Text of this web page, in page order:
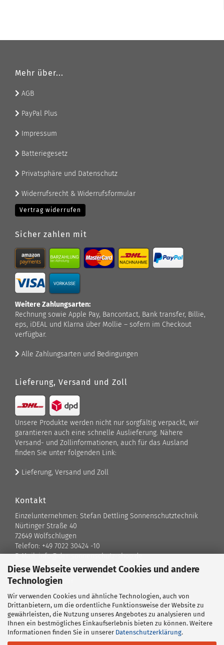
Diese Webseite verwendet Cookies und andere
Technologien
Wir verwenden Cookies und ähnliche Technologien, auch von
Drittanbietern, um die ordentliche Funktionsweise der Website zu
gewährleisten, die Nutzung unseres Angebotes zu analysieren und
Ihnen ein bestmögliches Einkaufserlebnis bieten zu können. Weitere
Informationen finden Sie in unserer Datenschutzerklärung.
Mehr über...
AGB
PayPal Plus
Impressum
Batteriegesetz
Privatsphäre und Datenschutz
Widerrufsrecht & Widerrufsformular
Vertrag widerrufen
Sicher zahlen mit
Weitere Zahlungsarten:
Rechnung sowie Apple Pay, Bancontact, Bank transfer, Billie,
eps, iDEAL und Klarna über Mollie – sofern im Checkout
verfügbar.
Alle Zahlungsarten und Bedingungen
Lieferung, Versand und Zoll
Unsere Produkte werden nicht nur sorgfältig verpackt, wir
garantieren auch eine schnelle Auslieferung. Nähere
Versand- und Zollinformationen, auch für das Ausland
finden Sie unter folgenden Link:
Lieferung, Versand und Zoll
Kontakt
Einzelunternehmen: Stefan Dettling Sonnenschutztechnik
Nürtinger Straße 40
72649 Wolfschlugen
Telefon: +49 7022 30424 -10
E-Mail: info@der-sonnenschutz-shop.de
Kontaktformular
Standort
Ansprechpartner